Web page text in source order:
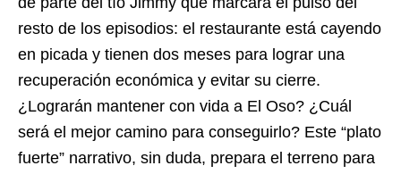
resto de los episodios: el restaurante está cayendo
en picada y tienen dos meses para lograr una
recuperación económica y evitar su cierre.
¿Lograrán mantener con vida a El Oso? ¿Cuál
será el mejor camino para conseguirlo? Este “plato
fuerte” narrativo, sin duda, prepara el terreno para